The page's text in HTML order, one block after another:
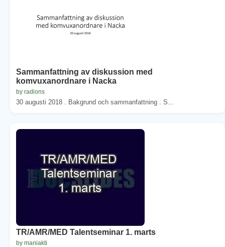
Sammanfattning av diskussion med
komvuxanordnare i Nacka
by radions
30 augusti 2018 . Bakgrund och sammanfattning . S...
TR/AMR/MED Talentseminar 1. marts
by maniakti